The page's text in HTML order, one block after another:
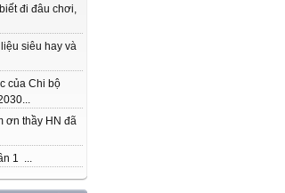
đi đâu chơi,
siêu hay và
của Chi bộ
ơn thầy HN đã
1 ...